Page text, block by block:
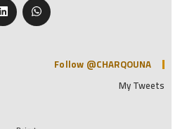
Follow @CHARQOUNA
My Tweets